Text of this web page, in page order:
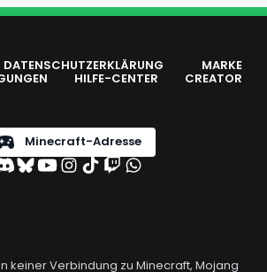
DATENSCHUTZERKLÄRUNG MARKE
HILFE-CENTER CREATOR
Minecraft-Adresse
keiner Verbindung zu Minecraft, Mojang